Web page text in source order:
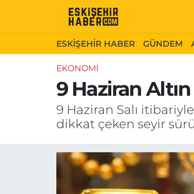
ESKİŞEHİR HABER GÜNDEM
EKONOMİ
9 Haziran
9 Haziran Salı
dikkat çeken seyir
ESKİŞEHİR HABER
ASAYİŞ
SİYASET
SAĞLIK
Gizlilik Politikası
İletişim
Künye
Odunpazarı Hava Durumu
Odunpazarı Trafik Yoğunluk Haritası
Süper Lig Puan Durumu ve Fikstür
Tüm Manşetler
Haber Arşivi